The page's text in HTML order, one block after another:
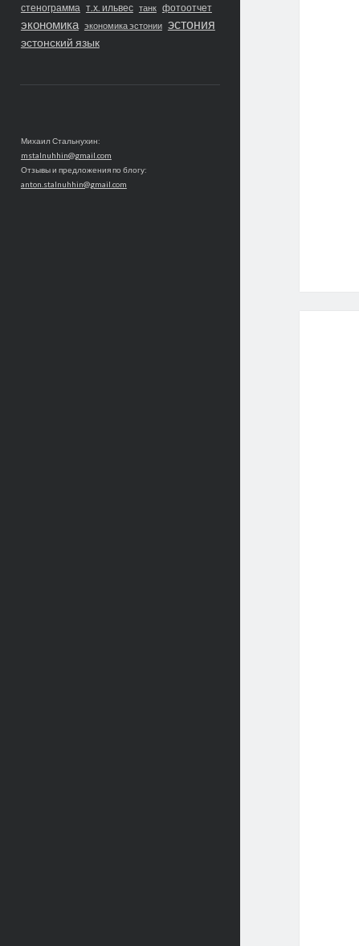
стенограмма т.х. ильвес танк фотоотчет
экономика экономика эстонии эстония
эстонский язык
Михаил Стальнухин:
mstalnuhhin@gmail.com
Отзывы и предложения по блогу:
anton.stalnuhhin@gmail.com